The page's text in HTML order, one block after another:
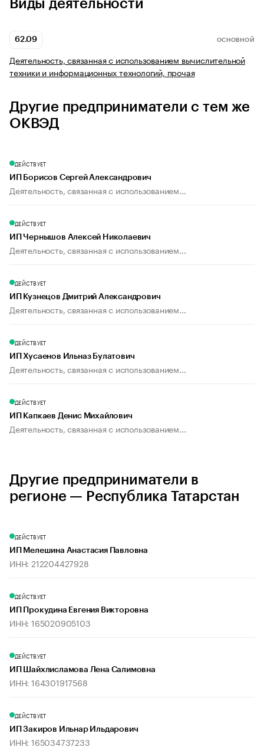
Виды деятельности
62.09 ОСНОВНОЙ
Деятельность, связанная с использованием вычислительной
техники и информационных технологий, прочая
Другие предприниматели с тем же
ОКВЭД
ДЕЙСТВУЕТ
ИП Борисов Сергей Александрович
Деятельность, связанная с использованием...
ДЕЙСТВУЕТ
ИП Чернышов Алексей Николаевич
Деятельность, связанная с использованием...
ДЕЙСТВУЕТ
ИП Кузнецов Дмитрий Александрович
Деятельность, связанная с использованием...
ДЕЙСТВУЕТ
ИП Хусаенов Ильназ Булатович
Деятельность, связанная с использованием...
ДЕЙСТВУЕТ
ИП Капкаев Денис Михайлович
Деятельность, связанная с использованием...
Другие предприниматели в
регионе — Республика Татарстан
ДЕЙСТВУЕТ
ИП Мелешина Анастасия Павловна
ИНН: 212204427928
ДЕЙСТВУЕТ
ИП Прокудина Евгения Викторовна
ИНН: 165020905103
ДЕЙСТВУЕТ
ИП Шайхлисламова Лена Салимовна
ИНН: 164301917568
ДЕЙСТВУЕТ
ИП Закиров Ильнар Ильдарович
ИНН: 165034737233